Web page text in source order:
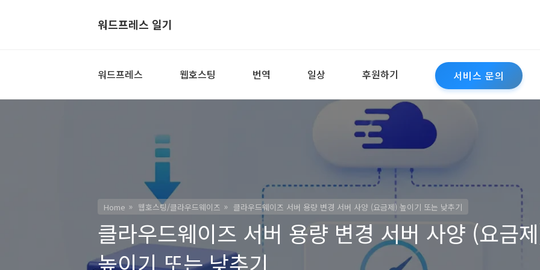
워드프레스 일기
워드프레스 웹호스팅 번역 일상 후원하기 서비스 문의
Home 웹호스팅/클라우드웨이즈 클라우드웨이즈 서버 용량 변경 서버 사양 (요금제) 높이기 또는 낮추기
클라우드웨이즈 서버 용량 변경 서버 사양 (요금
높이기 또는 낮추기